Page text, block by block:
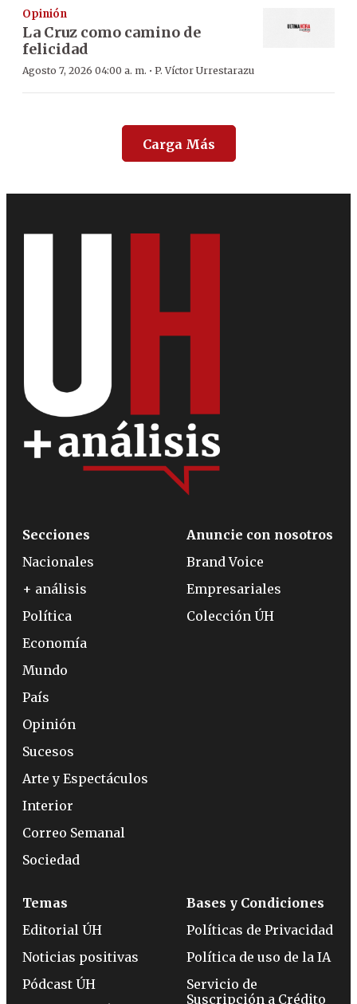
Opinión
La Cruz como camino de
felicidad
Agosto 7, 2026 04:00 a. m. · P. Víctor Urrestarazu
Carga Más
Secciones
Nacionales
+ análisis
Política
Economía
Mundo
País
Opinión
Sucesos
Arte y Espectáculos
Interior
Correo Semanal
Sociedad
Anuncie con nosotros
Brand Voice
Empresariales
Colección ÚH
Temas
Editorial ÚH
Noticias positivas
Pódcast ÚH
Bases y Condiciones
Políticas de Privacidad
Política de uso de la IA
Servicio de
Suscripción a Crédito